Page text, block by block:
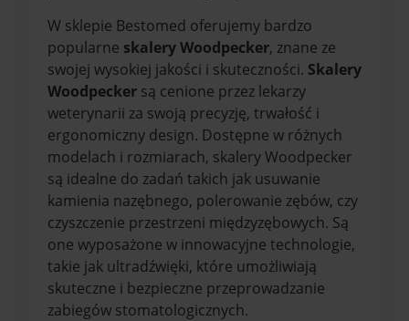
W sklepie Bestomed oferujemy bardzo
popularne skalery Woodpecker, znane ze
swojej wysokiej jakości i skuteczności. Skalery
Woodpecker są cenione przez lekarzy
weterynarii za swoją precyzję, trwałość i
ergonomiczny design. Dostępne w różnych
modelach i rozmiarach, skalery Woodpecker
są idealne do zadań takich jak usuwanie
kamienia nazębnego, polerowanie zębów, czy
czyszczenie przestrzeni międzyzębowych. Są
one wyposażone w innowacyjne technologie,
takie jak ultradźwięki, które umożliwiają
skuteczne i bezpieczne przeprowadzanie
zabiegów stomatologicznych.